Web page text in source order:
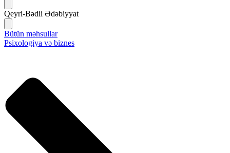
Qeyri-Bədii Ədəbiyyat
Bütün məhsullar
Psixologiya və biznes